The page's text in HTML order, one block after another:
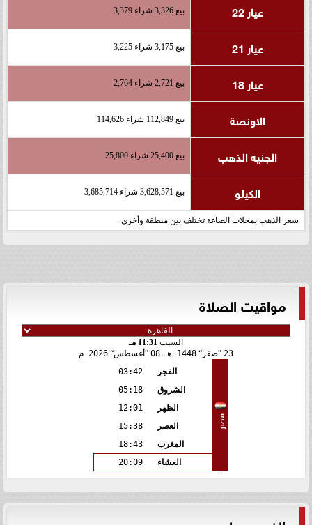
عيار 22 بيع 3,326 شراء 3,379
عيار 21 بيع 3,175 شراء 3,225
عيار 18 بيع 2,721 شراء 2,764
الاونصة بيع 112,849 شراء 114,626
الجنيه الذهب بيع 25,400 شراء 25,800
الكيلو بيع 3,628,571 شراء 3,685,714
سعر الذهب بمحلات الصاغة تختلف بين منطقة وأخرى
مواقيت الصلاة
السبت 11:31 مـ
23 صفر 1448 هـ 08 أغسطس 2026 م
مصر
الفجر
03:42
الشروق
05:18
الظهر
12:01
العصر
15:38
المغرب
18:43
العشاء
20:09